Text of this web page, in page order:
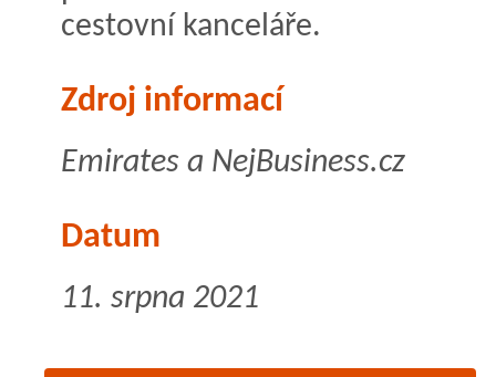
cestovní kanceláře.
Zdroj informací
Emirates a NejBusiness.cz
Datum
11. srpna 2021